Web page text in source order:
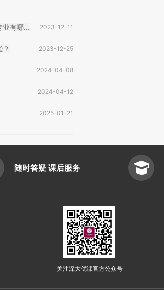
业有哪... 2023-12-11
2023-12-25
2024-04-08
2024-04-12
2025-01-21
随时答疑 课后服务
关注深大优课官方公众号